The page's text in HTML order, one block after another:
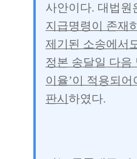
사안이다. 대법원
지급명령이 존재
제기된 소송에서
정본 송달일 다음
이율’이 적용되어
판시 하였다.